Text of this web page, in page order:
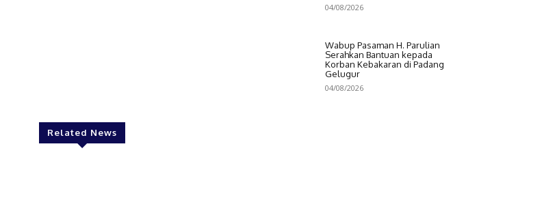
04/08/2026
Wabup Pasaman H. Parulian
Serahkan Bantuan kepada
Korban Kebakaran di Padang
Gelugur
04/08/2026
Related News